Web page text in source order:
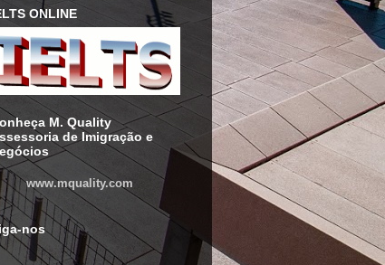
ONLINE
M. Quality
de Imigração e
www.mquality.com
nos